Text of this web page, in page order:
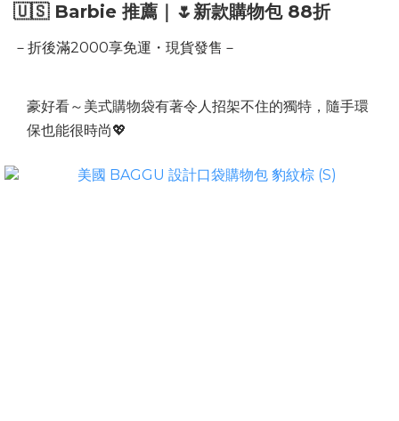
🇺🇸 Barbie 推薦｜🌷新款購物包 88折
－折後滿2000享免運・現貨發售－
豪好看～美式購物袋有著令人招架不住的獨特，隨手環
保也能很時尚💖